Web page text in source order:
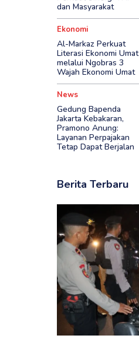
dan Masyarakat
Ekonomi
Al-Markaz Perkuat
Literasi Ekonomi Umat
melalui Ngobras 3
Wajah Ekonomi Umat
News
Gedung Bapenda
Jakarta Kebakaran,
Pramono Anung:
Layanan Perpajakan
Tetap Dapat Berjalan
Berita Terbaru